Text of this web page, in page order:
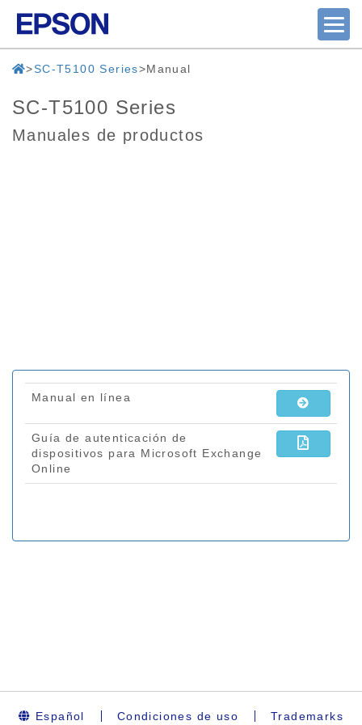
SC-T5100 Series Manual
SC-T5100 Series
Manuales de productos
Español Condiciones de uso Trademarks